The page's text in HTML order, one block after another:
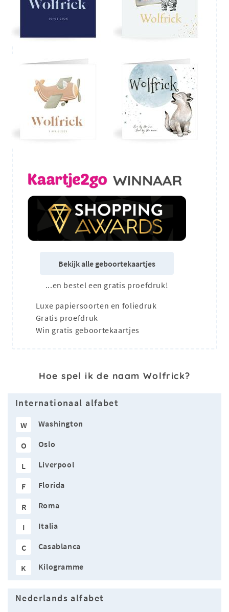
Bekijk alle geboortekaartjes
...en bestel een gratis proefdruk!
Luxe papiersoorten en foliedruk
Gratis proefdruk
Win gratis geboortekaartjes
Hoe spel ik de naam Wolfrick?
Internationaal alfabet
W Washington
O Oslo
L Liverpool
F Florida
R Roma
I Italia
C Casablanca
K Kilogramme
Nederlands alfabet